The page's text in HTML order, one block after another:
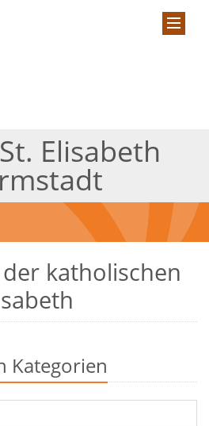
Elisabeth
katholischen
Kategorien